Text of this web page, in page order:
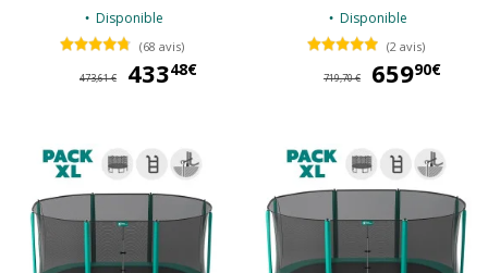
Disponible
(68 avis)
473,61 € 43348€
Disponible
(2 avis)
719,70 € 65990€